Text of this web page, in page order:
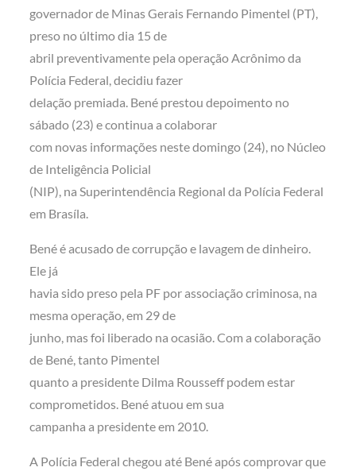
governador de Minas Gerais Fernando Pimentel (PT),
preso no último dia 15 de
abril preventivamente pela operação Acrônimo da
Polícia Federal, decidiu fazer
delação premiada. Bené prestou depoimento no
sábado (23) e continua a colaborar
com novas informações neste domingo (24), no Núcleo
de Inteligência Policial
(NIP), na Superintendência Regional da Polícia Federal
em Brasíla.
Bené é acusado de corrupção e lavagem de dinheiro.
Ele já
havia sido preso pela PF por associação criminosa, na
mesma operação, em 29 de
junho, mas foi liberado na ocasião. Com a colaboração
de Bené, tanto Pimentel
quanto a presidente Dilma Rousseff podem estar
comprometidos. Bené atuou em sua
campanha a presidente em 2010.
A Polícia Federal chegou até Bené após comprovar que